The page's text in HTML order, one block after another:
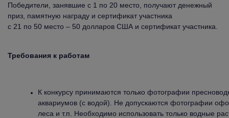
Победители, занявшие с 1 по 20 место, получают денежный
приз, памятную награду и сертификат участника
с 21 по 50 место – 50 долларов США и сертификат участника.
Требования к работам
К конкурсу принимаются только фотографии
аквариумов (с водой). Не допускаются фотографии
леса и т.п. Необходимо использовать только водные